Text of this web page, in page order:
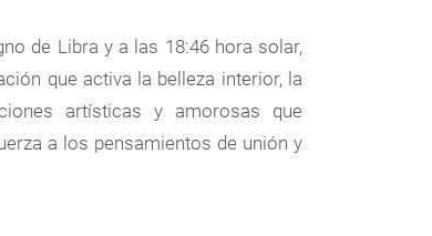
de Libra y a las 18:46 hora solar,
que activa la belleza interior, la
artísticas y amorosas que
a los pensamientos de unión y